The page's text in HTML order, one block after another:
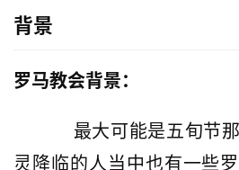
背景
罗马教会背景：
灵降临的人当中也有一些